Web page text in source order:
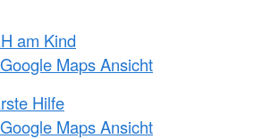
am Kind
Maps Ansicht
Hilfe
Maps Ansicht